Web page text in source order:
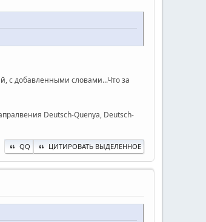
с добавленными словами...Что за
Deutsch-Quenya, Deutsch-
QQ ЦИТИРОВАТЬ ВЫДЕЛЕННОЕ